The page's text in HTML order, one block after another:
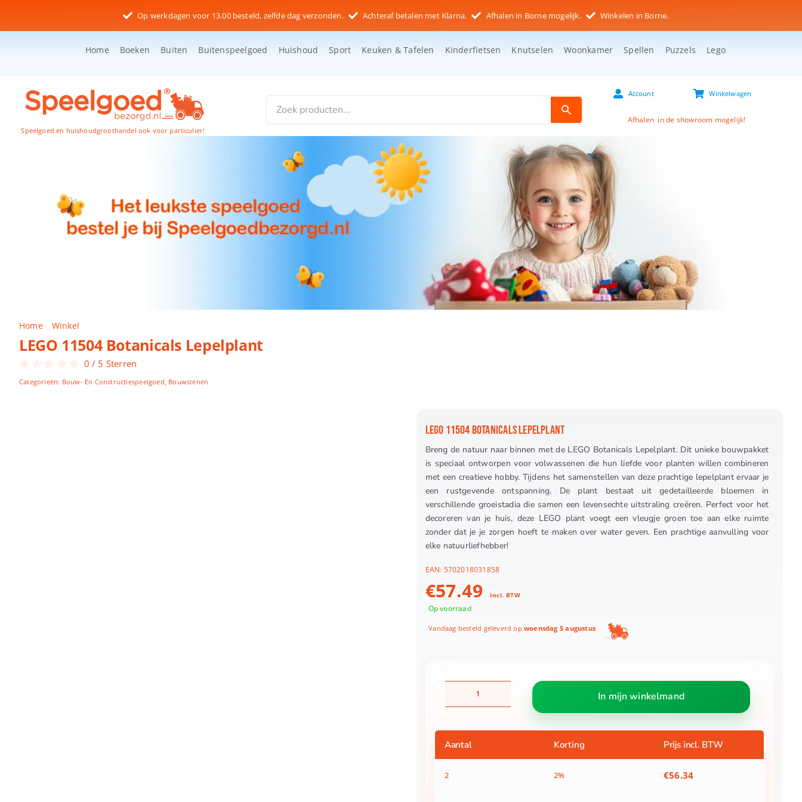
inhoud
Op werkdagen voor 13.00 besteld, zelfde dag verzonden. Achteraf betalen met Klarna. Afhalen in Borne mogelijk. Winkelen in Borne.
Home Boeken Buiten Buitenspeelgoed Huishoud Sport Keuken & Tafelen Kinderfietsen Knutselen Woonkamer Spellen Puzzels Lego
Speelgoed en huishoudgroothandel ook voor particulier!
Account Winkelwagen
Afhalen in de showroom mogelijk!
Home Winkel
LEGO 11504 Botanicals Lepelplant
0 / 5 Sterren
Categorieën: Bouw- En Constructiespeelgoed, Bouwstenen
LEGO 11504 BOTANICALS LEPELPLANT
Breng de natuur naar binnen met de LEGO Botanicals Lepelplant. Dit unieke bouwpakket
is speciaal ontworpen voor volwassenen die hun liefde voor planten willen combineren
met een creatieve hobby. Tijdens het samenstellen van deze prachtige lepelplant ervaar je
een rustgevende ontspanning. De plant bestaat uit gedetailleerde bloemen in
verschillende groeistadia die samen een levensechte uitstraling creëren. Perfect voor het
decoreren van je huis, deze LEGO plant voegt een vleugje groen toe aan elke ruimte
zonder dat je je zorgen hoeft te maken over water geven. Een prachtige aanvulling voor
elke natuurliefhebber!
EAN: 5702018031858
€57.49 Incl. BTW
Op voorraad
Vandaag besteld geleverd op woensdag 5 augustus
11504
Botanicals
aantal
In mijn winkelmand
Aantal Korting Prijs incl. BTW
2 2% €56.34